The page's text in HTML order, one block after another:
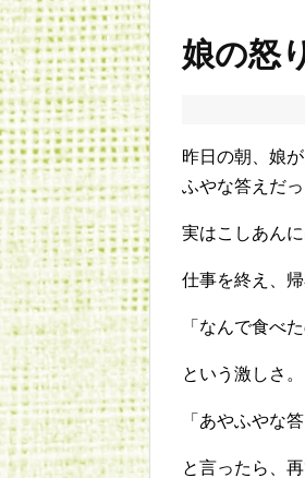
娘の怒
昨日の朝、娘
ふやな答えだ
実はこしあん
仕事を終え、
「なんで食べ
という激しさ。
「あやふやな
と言ったら、